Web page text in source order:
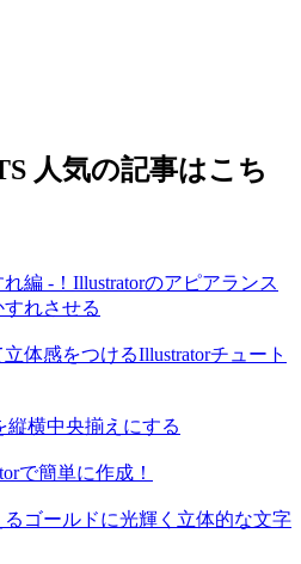
人気の記事はこち
編 -！Illustratorのアピアランス
れさせる
体感をつけるIllustratorチュート
縦横中央揃えにする
で簡単に作成！
ゴールドに光輝く立体的な文字